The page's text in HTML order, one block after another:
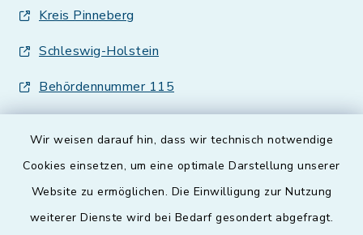
Wir weisen darauf hin, dass wir technisch notwendige
Cookies einsetzen, um eine optimale Darstellung unserer
Website zu ermöglichen. Die Einwilligung zur Nutzung
weiterer Dienste wird bei Bedarf gesondert abgefragt.
Kreis Pinneberg
Schleswig-Holstein
Behördennummer 115